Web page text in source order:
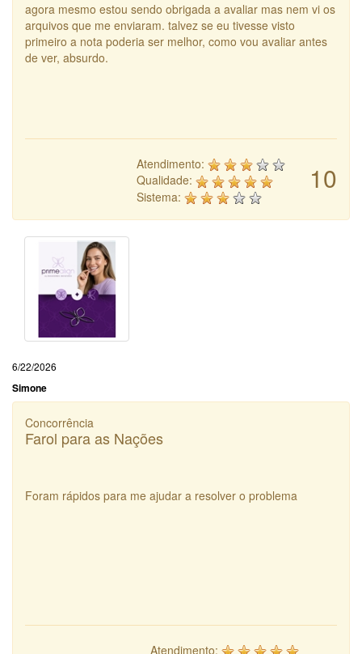
agora mesmo estou sendo obrigada a avaliar mas nem vi os
arquivos que me enviaram. talvez se eu tivesse visto
primeiro a nota poderia ser melhor, como vou avaliar antes
de ver, absurdo.
10
Atendimento:
Qualidade:
Sistema:
6/22/2026
Simone
Concorrência
Farol para as Nações
Foram rápidos para me ajudar a resolver o problema
Atendimento: